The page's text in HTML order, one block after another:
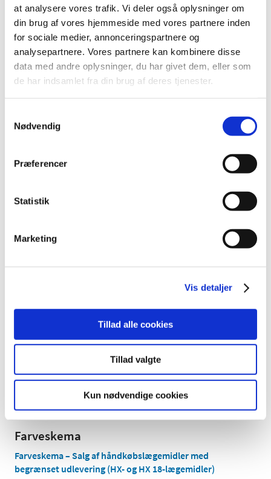
at analysere vores trafik. Vi deler også oplysninger om
din brug af vores hjemmeside med vores partnere inden
for sociale medier, annonceringspartnere og
analysepartnere. Vores partnere kan kombinere disse
data med andre oplysninger, du har givet dem, eller som
de har indsamlet fra din brug af deres tjenester.
Nødvendig
Præferencer
Statistik
Marketing
Vis detaljer
Tillad alle cookies
Tillad valgte
Kun nødvendige cookies
I enkelte tilfælde indeholder listen ikke oplysninger om
pakninger.
Butikken skal have et basissortiment
Du kan ikke forvente, at butikken har alle
håndkøbslægemidler til salg. Lægemiddelstyrelsen
mavesyreneutraliserende tyggetabletter
slimløsende midler (mod hoste).
tilladelse til at forhandle lægemidler til behandling af
(Excel-fil) (opdateres hver dag)
Håndkøbslægemidler med klausuleret
tilskud
Håndkøbslægemidler med klausuleret tilskud (pdf-fil)
(opdateres løbende)
Farveskema
Farveskema – Salg af håndkøbslægemidler med
begrænset udlevering (HX- og HX 18-lægemidler)